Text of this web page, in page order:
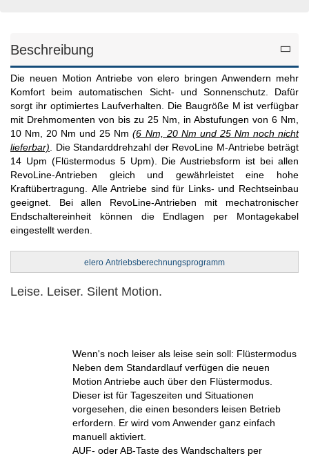
Beschreibung
Die neuen Motion Antriebe von elero bringen Anwendern mehr
Komfort beim automatischen Sicht- und Sonnenschutz. Dafür
sorgt ihr optimiertes Laufverhalten. Die Baugröße M ist verfügbar
mit Drehmomenten von bis zu 25 Nm, in Abstufungen von 6 Nm,
10 Nm, 20 Nm und 25 Nm(6 Nm, 20 Nm und 25 Nm noch nicht
lieferbar). Die Standarddrehzahl der RevoLine M-Antriebe beträgt
14 Upm (Flüstermodus 5 Upm). Die Austriebsform ist bei allen
RevoLine-Antrieben gleich und gewährleistet eine hohe
Kraftübertragung. Alle Antriebe sind für Links- und Rechtseinbau
geeignet. Bei allen RevoLine-Antrieben mit mechatronischer
Endschaltereinheit können die Endlagen per Montagekabel
eingestellt werden.
elero ​Antriebsberechnungsprogramm
Leise. Leiser. Silent Motion.
Wenn's noch leiser als leise sein soll: Flüstermodus
Neben dem Standardlauf verfügen die neuen
Motion Antriebe auch über den Flüstermodus.
Dieser ist für Tageszeiten und Situationen
vorgesehen, die einen besonders leisen Betrieb
erfordern. Er wird vom Anwender ganz einfach
manuell aktiviert.
AUF- oder AB-Taste des Wandschalters per